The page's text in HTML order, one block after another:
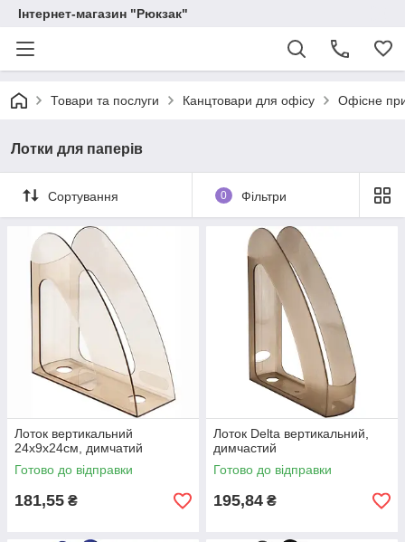
Інтернет-магазин "Рюкзак"
Товари та послуги Канцтовари для офісу Офісне
Лотки для паперів
Сортування 0 Фільтри
Лоток вертикальний
24х9х24см, димчатий
Готово до відправки
181,55 ₴
Лоток Delta вертикальний,
димчастий
Готово до відправки
195,84 ₴